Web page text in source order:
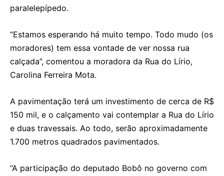
paralelepípedo.
“Estamos esperando há muito tempo. Todo mudo (os
moradores) tem essa vontade de ver nossa rua
calçada”, comentou a moradora da Rua do Lírio,
Carolina Ferreira Mota.
A pavimentação terá um investimento de cerca de R$
150 mil, e o calçamento vai contemplar a Rua do Lírio
e duas travessais. Ao todo, serão aproximadamente
1.700 metros quadrados pavimentados.
“A participação do deputado Bobô no governo com